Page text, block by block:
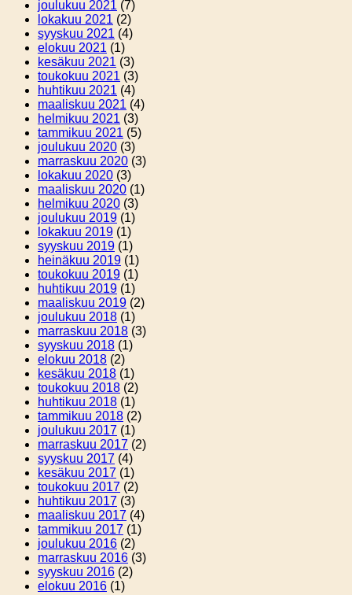
joulukuu 2021 (7)
lokakuu 2021 (2)
syyskuu 2021 (4)
elokuu 2021 (1)
kesäkuu 2021 (3)
toukokuu 2021 (3)
huhtikuu 2021 (4)
maaliskuu 2021 (4)
helmikuu 2021 (3)
tammikuu 2021 (5)
joulukuu 2020 (3)
marraskuu 2020 (3)
lokakuu 2020 (3)
maaliskuu 2020 (1)
helmikuu 2020 (3)
joulukuu 2019 (1)
lokakuu 2019 (1)
syyskuu 2019 (1)
heinäkuu 2019 (1)
toukokuu 2019 (1)
huhtikuu 2019 (1)
maaliskuu 2019 (2)
joulukuu 2018 (1)
marraskuu 2018 (3)
syyskuu 2018 (1)
elokuu 2018 (2)
kesäkuu 2018 (1)
toukokuu 2018 (2)
huhtikuu 2018 (1)
tammikuu 2018 (2)
joulukuu 2017 (1)
marraskuu 2017 (2)
syyskuu 2017 (4)
kesäkuu 2017 (1)
toukokuu 2017 (2)
huhtikuu 2017 (3)
maaliskuu 2017 (4)
tammikuu 2017 (1)
joulukuu 2016 (2)
marraskuu 2016 (3)
syyskuu 2016 (2)
elokuu 2016 (1)